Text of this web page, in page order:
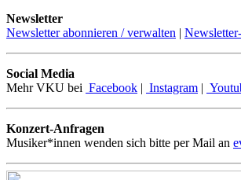
Newsletter
Newsletter abonnieren / verwalten |
Social Media
Mehr VKU bei Facebook | Instagram |
Konzert-Anfragen
Musiker*innen wenden sich bitte per Mail an